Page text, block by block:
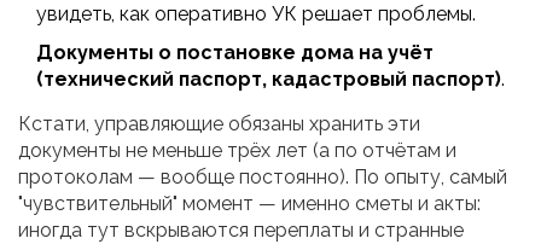
увидеть, как оперативно УК решает проблемы.
Документы о постановке дома на учёт
(технический паспорт, кадастровый паспорт).
Кстати, управляющие обязаны хранить эти
документы не меньше трёх лет (а по отчётам и
протоколам — вообще постоянно). По опыту, самый
"чувствительный" момент — именно сметы и акты:
иногда тут вскрываются переплаты и странные